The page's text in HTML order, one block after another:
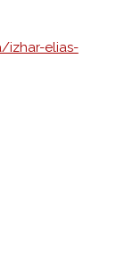
izhar-elias-